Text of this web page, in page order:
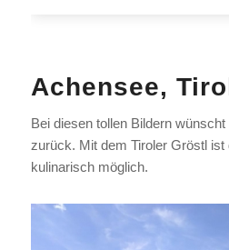
Achensee,
Bei diesen tollen Bildern
zurück. Mit dem Tiroler Gröstl
kulinarisch möglich.